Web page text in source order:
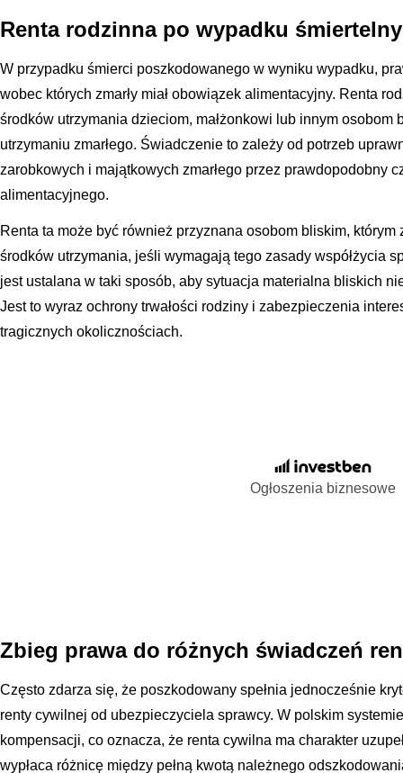
Renta rodzinna po wypadku
W przypadku śmierci poszkodowanego w wyniku wypadku,
wobec których zmarły miał obowiązek alimentacyjny. Renta
środków utrzymania dzieciom, małżonkowi lub innym osobom
utrzymaniu zmarłego. Świadczenie to zależy od potrzeb
zarobkowych i majątkowych zmarłego przez prawdopodobny
alimentacyjnego.
Renta ta może być również przyznana osobom bliskim, którym
środków utrzymania, jeśli wymagają tego zasady współżycia
jest ustalana w taki sposób, aby sytuacja materialna bliskich
Jest to wyraz ochrony trwałości rodziny i zabezpieczenia
tragicznych okolicznościach.
Ogłoszenia biznesowe
Zbieg prawa do różnych świadczeń
Często zdarza się, że poszkodowany spełnia jednocześnie
renty cywilnej od ubezpieczyciela sprawcy. W polskim
kompensacji, co oznacza, że renta cywilna ma charakter
wypłaca różnicę między pełną kwotą należnego